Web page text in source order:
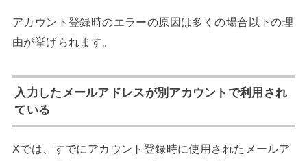
アカウント登録時のエラーの原因は多くの場合以下の理
由が挙げられます。
入力したメールアドレスが別アカウントで利用され
ている
Xでは、すでにアカウント登録時に使用されたメールア